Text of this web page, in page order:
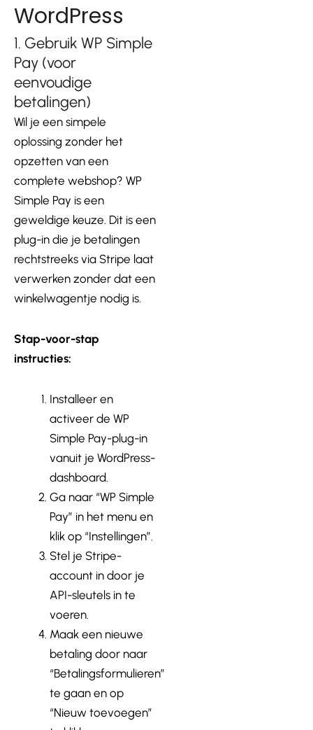
WordPress
1. Gebruik WP Simple
Pay (voor
eenvoudige
betalingen)
Wil je een simpele
oplossing zonder het
opzetten van een
complete webshop? WP
Simple Pay is een
geweldige keuze. Dit is een
plug-in die je betalingen
rechtstreeks via Stripe laat
verwerken zonder dat een
winkelwagentje nodig is.
Stap-voor-stap
instructies:
Installeer en
activeer de WP
Simple Pay-plug-in
vanuit je WordPress-
dashboard.
Ga naar “WP Simple
Pay” in het menu en
klik op “Instellingen”.
Stel je Stripe-
account in door je
API-sleutels in te
voeren.
Maak een nieuwe
betaling door naar
“Betalingsformulieren”
te gaan en op
“Nieuw toevoegen”